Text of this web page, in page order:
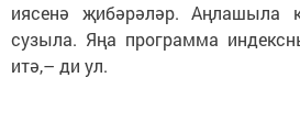
иясенә җибәрәләр. Аң­лашыла
сузыла. Яңа программа
итә,– ди ул.